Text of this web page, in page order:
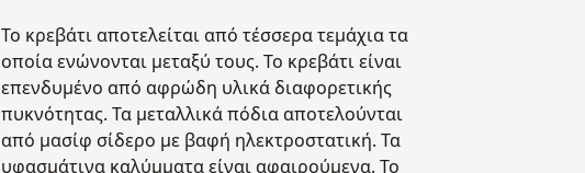
Το κρεβάτι αποτελείται από τέσσερα τεμάχια τα
οποία ενώνονται μεταξύ τους. Το κρεβάτι είναι
επενδυμένο από αφρώδη υλικά διαφορετικής
πυκνότητας. Τα μεταλλικά πόδια αποτελούνται
από μασίφ σίδερο με βαφή ηλεκτροστατική. Τα
υφασμάτινα καλύμματα είναι αφαιρούμενα. Το